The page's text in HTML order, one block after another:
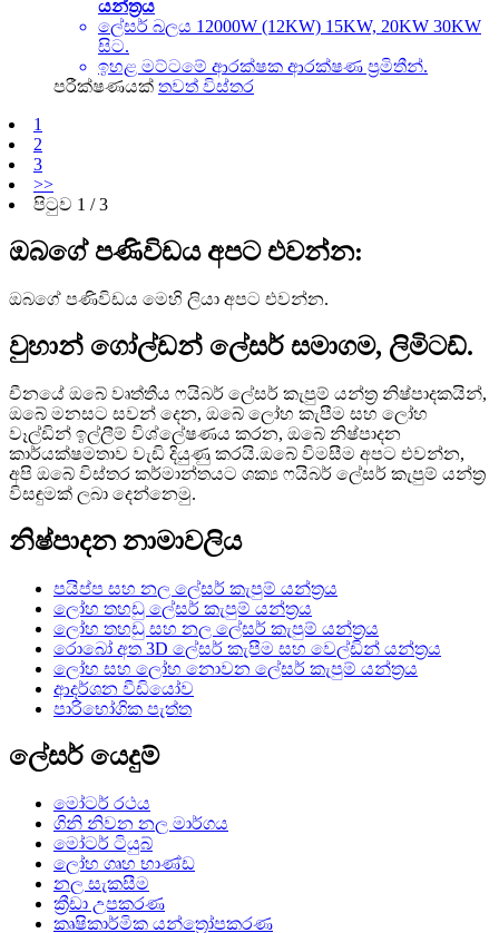
යන්ත්‍රය
ලේසර් බලය 12000W (12KW) 15KW, 20KW 30KW
සිට.
ඉහළ මට්ටමේ ආරක්ෂක ආරක්ෂණ ප්‍රමිතීන්.
පරීක්ෂණයක් තවත් විස්තර
1
2
3
>>
පිටුව 1 / 3
ඔබගේ පණිවිඩය අපට එවන්න:
ඔබගේ පණිවිඩය මෙහි ලියා අපට එවන්න.
වුහාන් ගෝල්ඩන් ලේසර් සමාගම, ලිමිටඩ්.
චීනයේ ඔබේ වෘත්තීය ෆයිබර් ලේසර් කැපුම් යන්ත්‍ර නිෂ්පාදකයින්,
ඔබේ මනසට සවන් දෙන, ඔබේ ලෝහ කැපීම සහ ලෝහ
වෑල්ඩින් ඉල්ලීම් විශ්ලේෂණය කරන, ඔබේ නිෂ්පාදන
කාර්යක්ෂමතාව වැඩි දියුණු කරයි.ඔබේ විමසීම අපට එවන්න,
අපි ඔබේ විස්තර කර්මාන්තයට ශක්‍ය ෆයිබර් ලේසර් කැපුම් යන්ත්‍ර
විසඳුමක් ලබා දෙන්නෙමු.
නිෂ්පාදන නාමාවලිය
පයිප්ප සහ නල ලේසර් කැපුම් යන්ත්‍රය
ලෝහ තහඩු ලේසර් කැපුම් යන්ත්‍රය
ලෝහ තහඩු සහ නල ලේසර් කැපුම් යන්ත්‍රය
රොබෝ අත 3D ලේසර් කැපීම සහ වෙල්ඩින් යන්ත්‍රය
ලෝහ සහ ලෝහ නොවන ලේසර් කැපුම් යන්ත්‍රය
ආදර්ශන වීඩියෝව
පාරිභෝගික පැත්ත
ලේසර් යෙදුම්
මෝටර් රථය
ගිනි නිවන නල මාර්ගය
මෝටර් ටියුබ්
ලෝහ ගෘහ භාණ්ඩ
නල සැකසීම
ක්‍රීඩා උපකරණ
කෘෂිකාර්මික යන්ත්‍රෝපකරණ